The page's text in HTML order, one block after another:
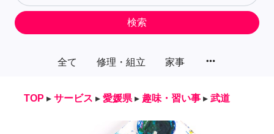
全て 修理・組立 家事 more_horiz
検索
TOP ▸ サービス ▸ 愛媛県 ▸ 趣味・習い事 ▸ 武道